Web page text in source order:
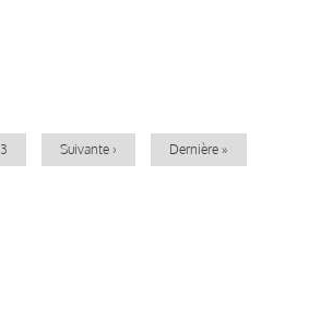
Page
3
Page
Suivante ›
Dernière
Dernière »